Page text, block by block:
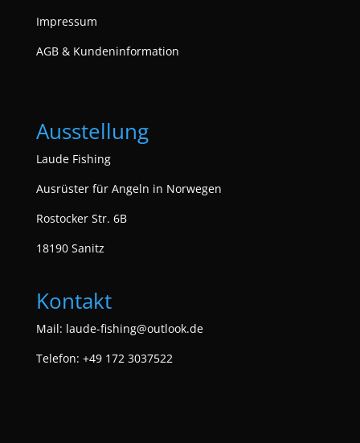
Impressum
AGB & Kundeninformation
Ausstellung
Laude Fishing
Ausrüster für Angeln in Norwegen
Rostocker Str. 6B
18190 Sanitz
Kontakt
Mail: laude-fishing@outlook.de
Telefon: +49 172 3037522